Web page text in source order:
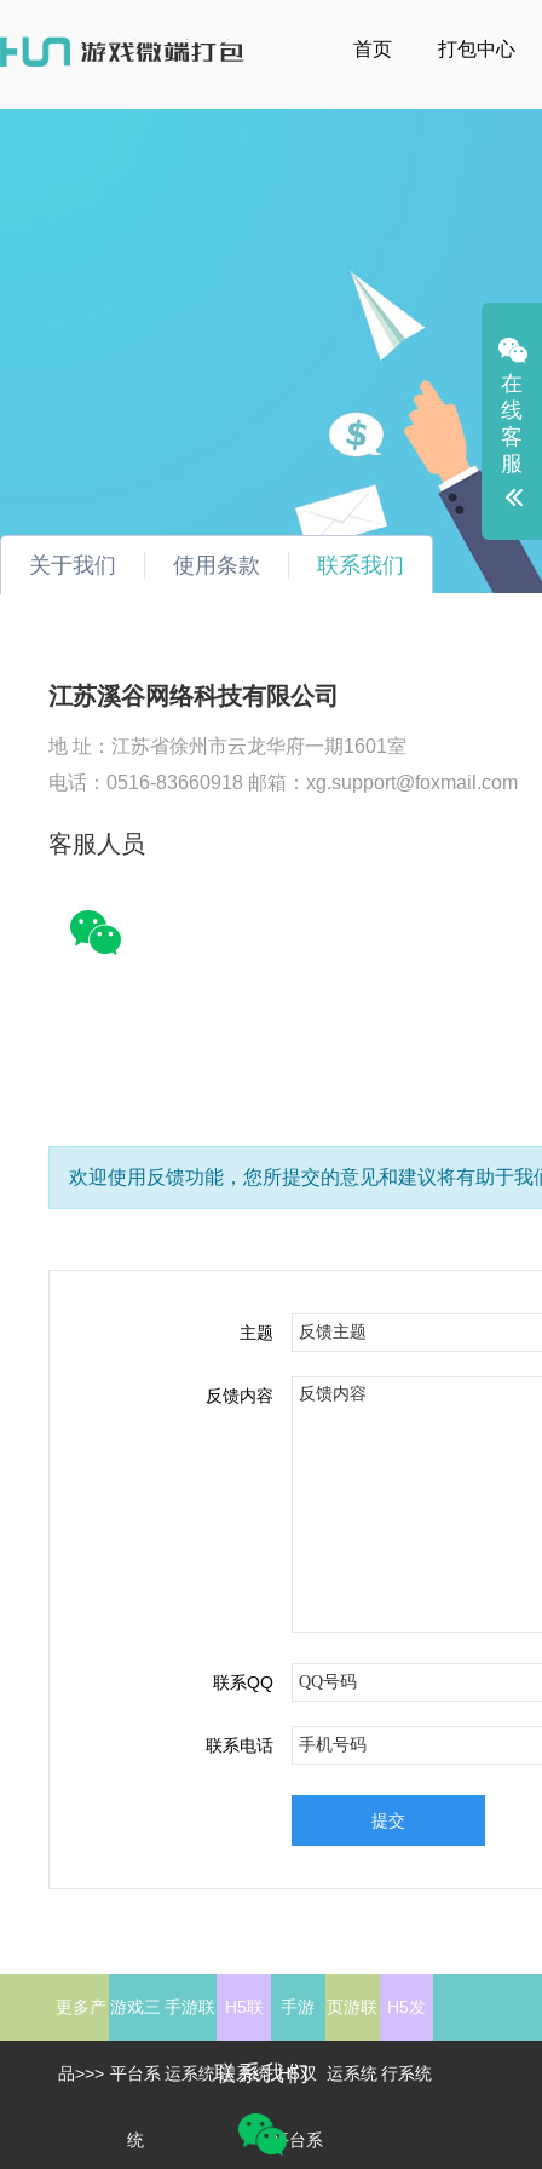
在
线
客
服
首页 打包中心
关于我们 使用条款 联系我们
江苏溪谷网络科技有限公司
地 址：江苏省徐州市云龙华府一期1601室
电话：0516-83660918 邮箱：xg.support@foxmail.com
客服人员
欢迎使用反馈功能，您所提交的意见和建议将有助于我
主题
反馈内容
联系QQ
联系电话
提交
更多产
品>>>
游戏三
平台系
统
手游联
运系统
H5联
运系统
手游
H5双
平台系
页游联
运系统
H5发
行系统
联系我们